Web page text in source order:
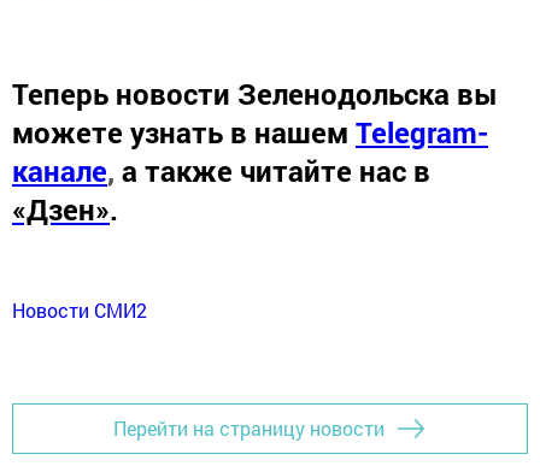
Теперь новости Зеленодольска вы
можете узнать в нашем Telegram-
канале, а также читайте нас в
«Дзен».
Новости СМИ2
Перейти на страницу новости